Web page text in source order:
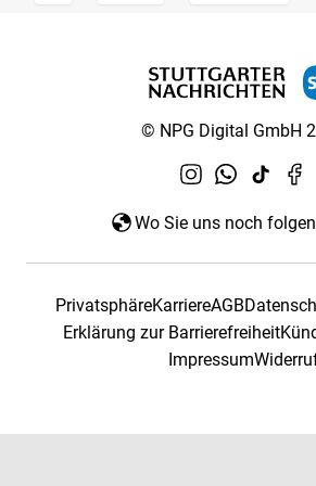
© NPG Digital GmbH
Wo Sie uns noch
PrivatsphäreKarriereAGB
Erklärung zur Barrierefreiheit
Impressum